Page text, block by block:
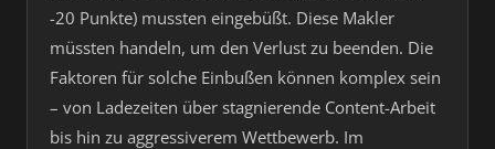
-20 Punkte) mussten eingebüßt. Diese Makler
müssten handeln, um den Verlust zu beenden. Die
Faktoren für solche Einbußen können komplex sein
– von Ladezeiten über stagnierende Content-Arbeit
bis hin zu aggressiverem Wettbewerb. Im